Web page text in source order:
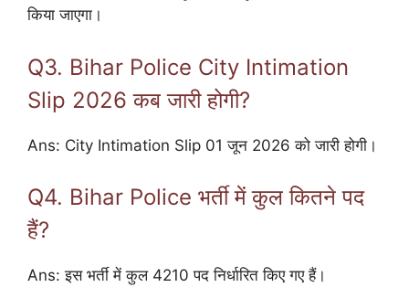
किया जाएगा।
Q3. Bihar Police City Intimation
Slip 2026 कब जारी होगी?
Ans: City Intimation Slip 01 जून 2026 को जारी होगी।
Q4. Bihar Police भर्ती में कुल कितने पद
हैं?
Ans: इस भर्ती में कुल 4210 पद निर्धारित किए गए हैं।